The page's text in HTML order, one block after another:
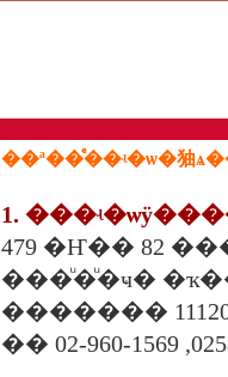
��ª��ͤ��ʵ�ѡ�㹨
1.
479 �Ҥ�� 82
���ͧ�ͧ�ҹ�
�������
�� 02-960-1569